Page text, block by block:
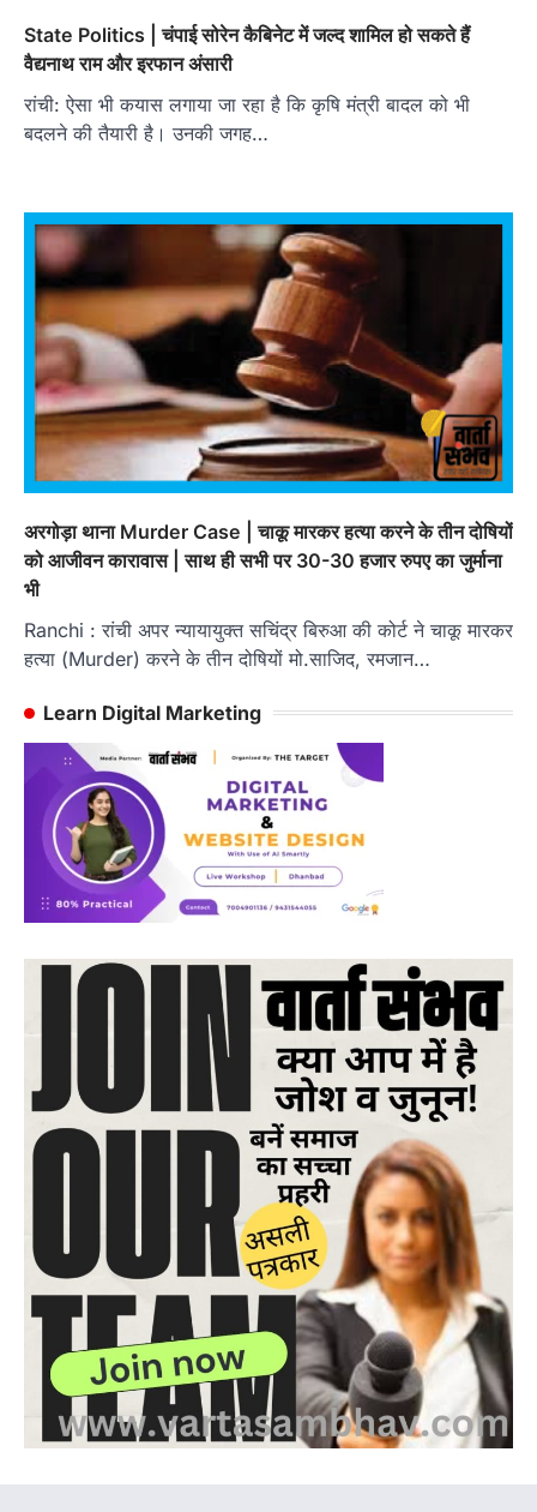
State Politics | चंपाई सोरेन कैबिनेट में जल्द शामिल हो सकते हैं
वैद्यनाथ राम और इरफान अंसारी
रांची: ऐसा भी कयास लगाया जा रहा है कि कृषि मंत्री बादल को भी
बदलने की तैयारी है। उनकी जगह…
अरगोड़ा थाना Murder Case | चाकू मारकर हत्या करने के तीन दोषियों
को आजीवन कारावास | साथ ही सभी पर 30-30 हजार रुपए का जुर्माना
भी
Ranchi : रांची अपर न्यायायुक्त सचिंद्र बिरुआ की कोर्ट ने चाकू मारकर
हत्या (Murder) करने के तीन दोषियों मो.साजिद, रमजान…
Learn Digital Marketing